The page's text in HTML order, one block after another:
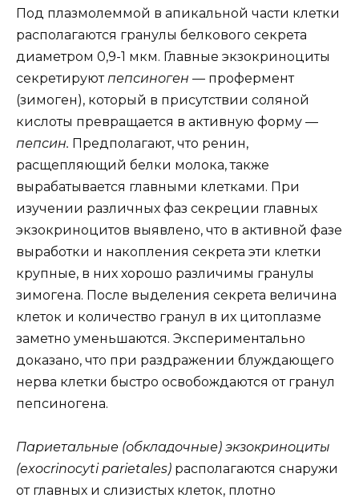
Под плазмолеммой в апикальной части клетки
располагаются гранулы белкового секрета
диаметром 0,9-1 мкм. Главные экзокриноциты
секретируют пепсиноген — профермент
(зимоген), который в присутствии соляной
кислоты превращается в активную форму —
пепсин. Предполагают, что ренин,
расщепляющий белки молока, также
вырабатывается главными клетками. При
изучении различных фаз секреции главных
экзокриноцитов выявлено, что в активной фазе
выработки и накопления секрета эти клетки
крупные, в них хорошо различимы гранулы
зимогена. После выделения секрета величина
клеток и количество гранул в их цитоплазме
заметно уменьшаются. Экспериментально
доказано, что при раздражении блуждающего
нерва клетки быстро освобождаются от гранул
пепсиногена.
Париетальные (обкладочные) экзокриноциты
(exocrinocyti parietales) располагаются снаружи
от главных и слизистых клеток, плотно